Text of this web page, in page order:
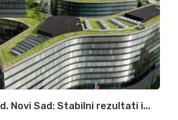
Novi Sad: Stabilni rezultati i...